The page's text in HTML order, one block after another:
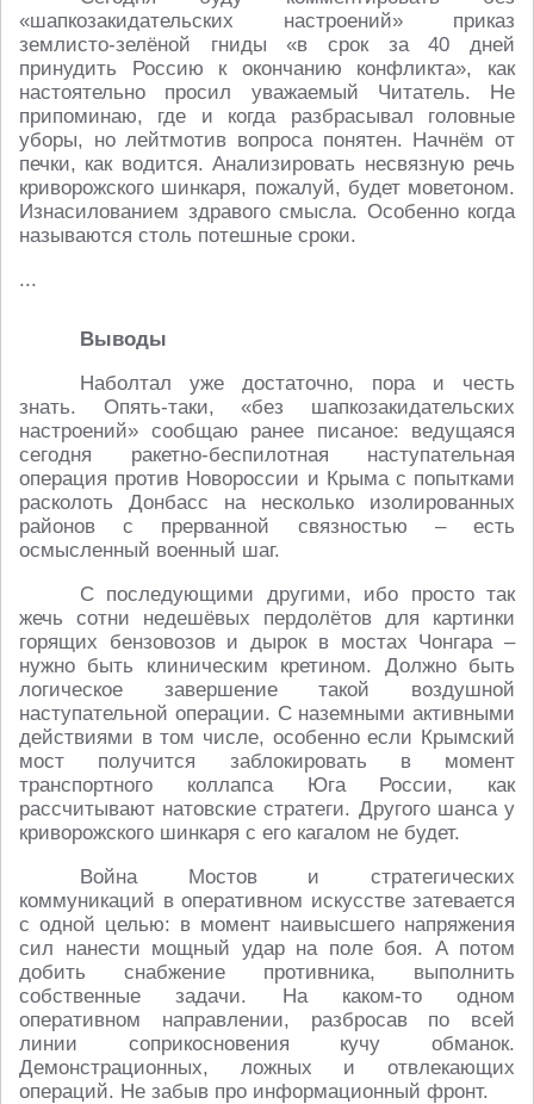
«шапкозакидательских настроений» приказ
землисто-зелёной гниды «в срок за 40 дней
принудить Россию к окончанию конфликта», как
настоятельно просил уважаемый Читатель. Не
припоминаю, где и когда разбрасывал головные
уборы, но лейтмотив вопроса понятен. Начнём от
печки, как водится. Анализировать несвязную речь
криворожского шинкаря, пожалуй, будет моветоном.
Изнасилованием здравого смысла. Особенно когда
называются столь потешные сроки.
...
Выводы
Наболтал уже достаточно, пора и честь
знать. Опять-таки, «без шапкозакидательских
настроений» сообщаю ранее писаное: ведущаяся
сегодня ракетно-беспилотная наступательная
операция против Новороссии и Крыма с попытками
расколоть Донбасс на несколько изолированных
районов с прерванной связностью – есть
осмысленный военный шаг.
С последующими другими, ибо просто так
жечь сотни недешёвых пердолётов для картинки
горящих бензовозов и дырок в мостах Чонгара –
нужно быть клиническим кретином. Должно быть
логическое завершение такой воздушной
наступательной операции. С наземными активными
действиями в том числе, особенно если Крымский
мост получится заблокировать в момент
транспортного коллапса Юга России, как
рассчитывают натовские стратеги. Другого шанса у
криворожского шинкаря с его кагалом не будет.
Война Мостов и стратегических
коммуникаций в оперативном искусстве затевается
с одной целью: в момент наивысшего напряжения
сил нанести мощный удар на поле боя. А потом
добить снабжение противника, выполнить
собственные задачи. На каком-то одном
оперативном направлении, разбросав по всей
линии соприкосновения кучу обманок.
Демонстрационных, ложных и отвлекающих
операций. Не забыв про информационный фронт.